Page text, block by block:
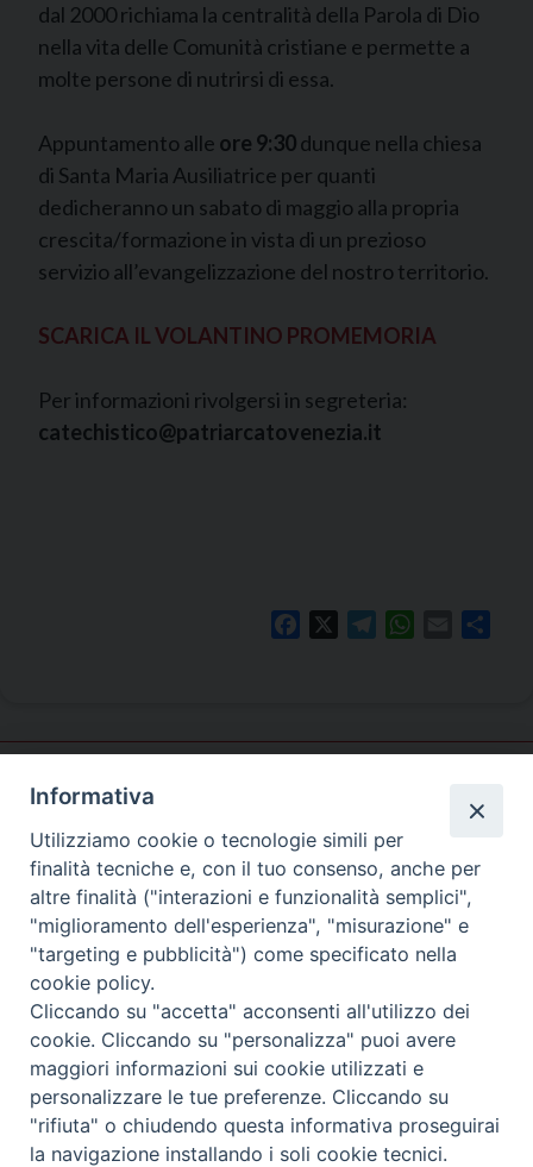
dal 2000 richiama la centralità della Parola di Dio
nella vita delle Comunità cristiane e permette a
molte persone di nutrirsi di essa.
Appuntamento alle ore 9:30dunque nella chiesa
di Santa Maria Ausiliatrice per quanti
dedicheranno un sabato di maggio alla propria
crescita/formazione in vista di un prezioso
servizio all’evangelizzazione del nostro territorio.
SCARICA IL VOLANTINO PROMEMORIA
Per informazioni rivolgersi in segreteria:
catechistico@patriarcatovenezia.it
Facebook TelegramWhatsApp
Email
Evangelizzazione
e Catechesi
SEDE PRINCIPALE
Palazzo Patriarcale
San Marco, 320/A – 30124 Venezia
Tel. 041-2702411
e-mail curia@patriarcatovenezia.it
ufficiostampa@patriarcatovenezia.it
Indirizzo PEC: patriarcatovenezia@pec.chiesacattolica.it
Copyright©2024 Patriarcato di Venezia
Informativa
Utilizziamo cookie o tecnologie simili per
finalità tecniche e, con il tuo consenso, anche per
altre finalità ("interazioni e funzionalità semplici",
"miglioramento dell'esperienza", "misurazione" e
"targeting e pubblicità") come specificato nella
cookie policy.
Cliccando su "accetta" acconsenti all'utilizzo dei
cookie. Cliccando su "personalizza" puoi avere
maggiori informazioni sui cookie utilizzati e
personalizzare le tue preferenze. Cliccando su
"rifiuta" o chiudendo questa informativa proseguirai
la navigazione installando i soli cookie tecnici.